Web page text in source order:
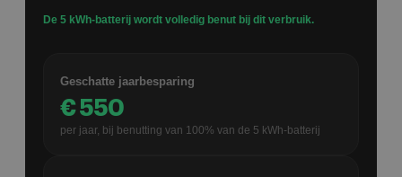
De 5 kWh-batterij wordt volledig benut bij dit verbruik.
Geschatte jaarbesparing
€550
per jaar, bij benutting van 100% van de 5 kWh-batterij